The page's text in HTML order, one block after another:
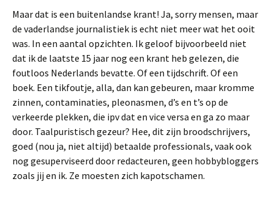
Maar dat is een buitenlandse krant! Ja, sorry mensen, maar
de vaderlandse journalistiek is echt niet meer wat het ooit
was. In een aantal opzichten. Ik geloof bijvoorbeeld niet
dat ik de laatste 15 jaar nog een krant heb gelezen, die
foutloos Nederlands bevatte. Of een tijdschrift. Of een
boek. Een tikfoutje, alla, dan kan gebeuren, maar kromme
zinnen, contaminaties, pleonasmen, d’s en t’s op de
verkeerde plekken, die ipv dat en vice versa en ga zo maar
door. Taalpuristisch gezeur? Hee, dit zijn broodschrijvers,
goed (nou ja, niet altijd) betaalde professionals, vaak ook
nog gesuperviseerd door redacteuren, geen hobbybloggers
zoals jij en ik. Ze moesten zich kapotschamen.